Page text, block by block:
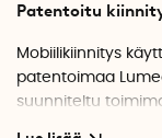
Patentoitu
Mobiilikiinnitys
patentoimaa
suunniteltu